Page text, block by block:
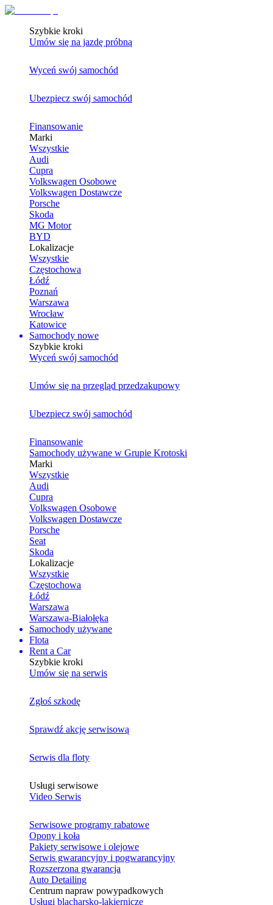
Szybkie kroki
Umów się na jazdę próbną
Wyceń swój samochód
Ubezpiecz swój samochód
Finansowanie
Marki
Wszystkie
Audi
Cupra
Volkswagen Osobowe
Volkswagen Dostawcze
Porsche
Skoda
MG Motor
BYD
Lokalizacje
Wszystkie
Częstochowa
Łódź
Poznań
Warszawa
Wrocław
Katowice
Samochody nowe
Szybkie kroki
Wyceń swój samochód
Umów się na przegląd przedzakupowy
Ubezpiecz swój samochód
Finansowanie
Samochody używane w Grupie Krotoski
Marki
Wszystkie
Audi
Cupra
Volkswagen Osobowe
Volkswagen Dostawcze
Porsche
Seat
Skoda
Lokalizacje
Wszystkie
Częstochowa
Łódź
Warszawa
Warszawa-Białołęka
Samochody używane
Flota
Rent a Car
Szybkie kroki
Umów się na serwis
Zgłoś szkodę
Sprawdź akcję serwisową
Serwis dla floty
Usługi serwisowe
Video Serwis
Serwisowe programy rabatowe
Opony i koła
Pakiety serwisowe i olejowe
Serwis gwarancyjny i pogwarancyjny
Rozszerzona gwarancja
Auto Detailing
Centrum napraw powypadkowych
Usługi blacharsko-lakiernicze